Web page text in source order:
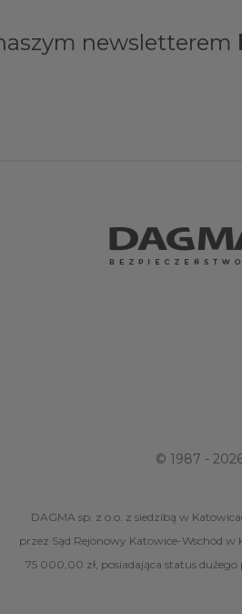
newsletterem
© 1987 -
DAGMA sp. z o.o. z siedzibą w
przez Sąd Rejonowy Katowice-Wschód w
75 000,00 zł, posiadająca status